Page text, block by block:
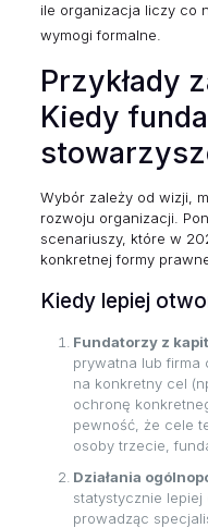
ile organizacja liczy co
wymogi formalne.
Przykłady
Kiedy
Wybór zależy od wizji,
rozwoju organizacji.
scenariuszy, które w
konkretnej formy
Kiedy lepiej
Fundatorzy z
prywatna lub firma
na konkretny cel
ochronę
pewność, że cele
osoby trzecie,
Działania
statystycznie lepiej
prowadząc